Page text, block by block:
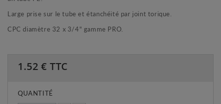
Large prise sur le tube et étanchéité par joint torique.
CPC diamètre 32 x 3/4" gamme PRO.
1.52 € TTC
QUANTITÉ